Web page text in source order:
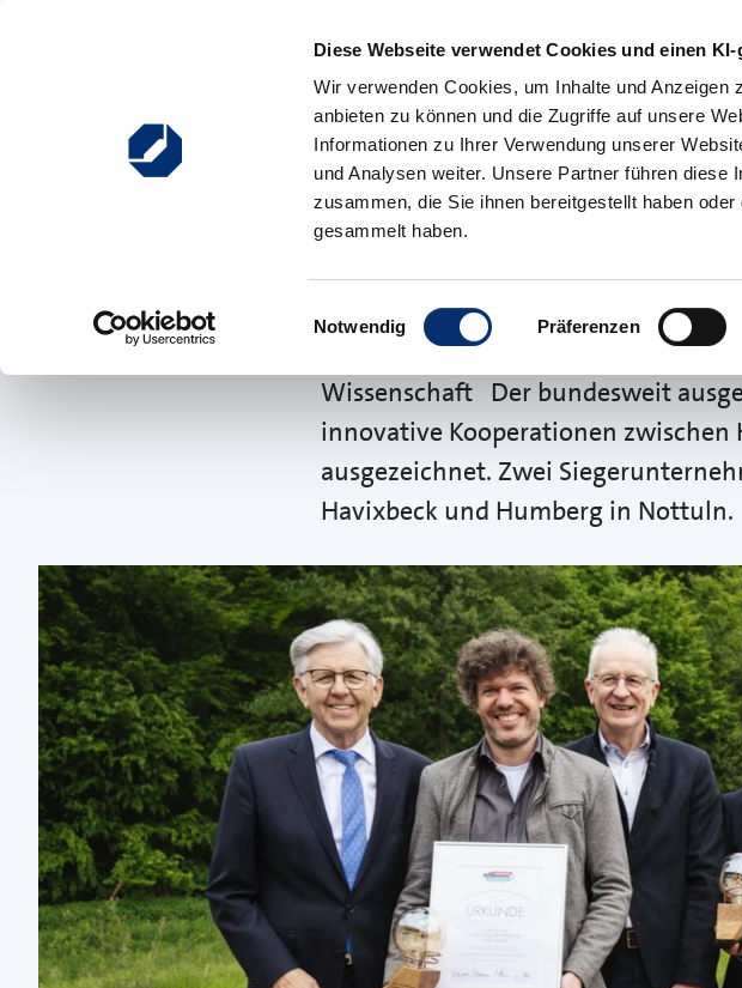
Diese Webseite verwendet Cookies und einen
Wir verwenden Cookies, um Inhalte und
anbieten zu können und die Zugriffe auf unsere
Informationen zu Ihrer Verwendung unserer
und Analysen weiter. Unsere Partner führen
zusammen, die Sie ihnen bereitgestellt haben
gesammelt haben.
Einwilligungsauswahl
Notwendig Präferenzen
Ausbildung Existenzgründung Betriebsführung
10.05.2024
Technologietransfer
Seifriz-Preise für zwei
Wissenschaft Der bundesweit
innovative Kooperationen
ausgezeichnet. Zwei
Havixbeck und Humberg in Nottuln.